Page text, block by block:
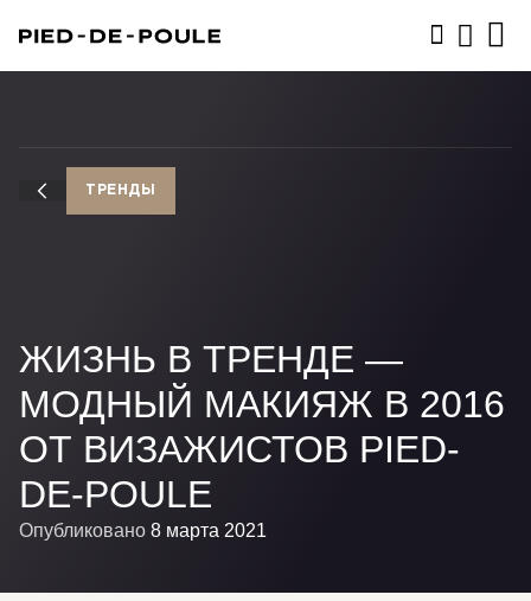
ТРЕНДЫ
ЖИЗНЬ В ТРЕНДЕ —
МОДНЫЙ МАКИЯЖ В 2016
ОТ ВИЗАЖИСТОВ PIED-
DE-POULE
Опубликовано 8 марта 2021